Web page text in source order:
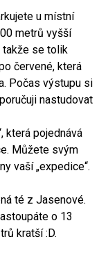
u místní
metrů vyšší
takže se tolik
červené, která
Počas výstupu si
nastudovat
která pojednává
Můžete svým
vaší „expedice“.
té z Jasenové.
o 13
kratší :D.